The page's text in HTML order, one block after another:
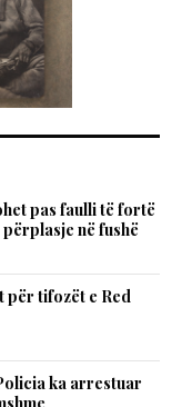
pas faulli të fortë
në fushë
për tifozët e Red
ka arrestuar